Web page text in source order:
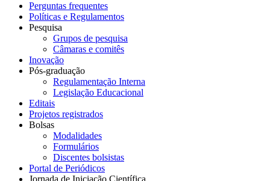
Perguntas frequentes
Políticas e Regulamentos
Pesquisa
Grupos de pesquisa
Câmaras e comitês
Inovação
Pós-graduação
Regulamentação Interna
Legislação Educacional
Editais
Projetos registrados
Bolsas
Modalidades
Formulários
Discentes bolsistas
Portal de Periódicos
Jornada de Iniciação Científica